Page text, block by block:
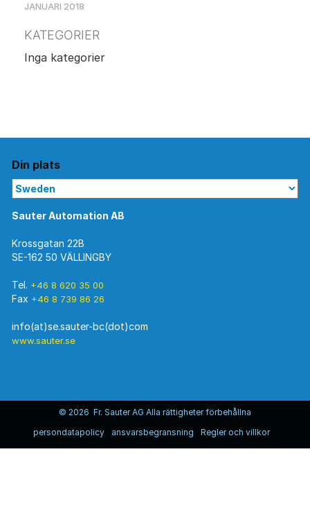
JANUARI 2018
KATEGORIER
Inga kategorier
Din plats
Sauter Automation AB
Krossgatan 22B
SE-162 50 VÄLLINGBY
Tel. +46 8 620 35 00
Fax +46 8 739 86 26
www.sauter.se
© 2026 Fr. Sauter AG Alla rättigheter förbehållna
persondatapolicy
ansvarsbegransning Regler och villkor